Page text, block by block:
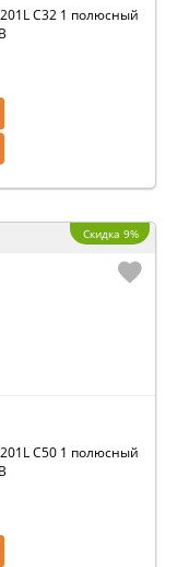
C32 1 полюсный
Скидка 9%
C50 1 полюсный